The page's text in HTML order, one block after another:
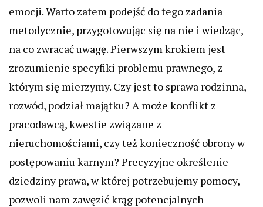
emocji. Warto zatem podejść do tego zadania
metodycznie, przygotowując się na nie i wiedząc,
na co zwracać uwagę. Pierwszym krokiem jest
zrozumienie specyfiki problemu prawnego, z
którym się mierzymy. Czy jest to sprawa rodzinna,
rozwód, podział majątku? A może konflikt z
pracodawcą, kwestie związane z
nieruchomościami, czy też konieczność obrony w
postępowaniu karnym? Precyzyjne określenie
dziedziny prawa, w której potrzebujemy pomocy,
pozwoli nam zawęzić krąg potencjalnych